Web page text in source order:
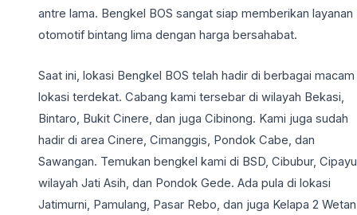
antre lama. Bengkel BOS sangat siap memberikan layanan
otomotif bintang lima dengan harga bersahabat.
Saat ini, lokasi Bengkel BOS telah hadir di berbagai macam
lokasi terdekat. Cabang kami tersebar di wilayah Bekasi,
Bintaro, Bukit Cinere, dan juga Cibinong. Kami juga sudah
hadir di area Cinere, Cimanggis, Pondok Cabe, dan
Sawangan. Temukan bengkel kami di BSD, Cibubur,
wilayah Jati Asih, dan Pondok Gede. Ada pula di lokasi
Jatimurni, Pamulang, Pasar Rebo, dan juga Kelapa 2